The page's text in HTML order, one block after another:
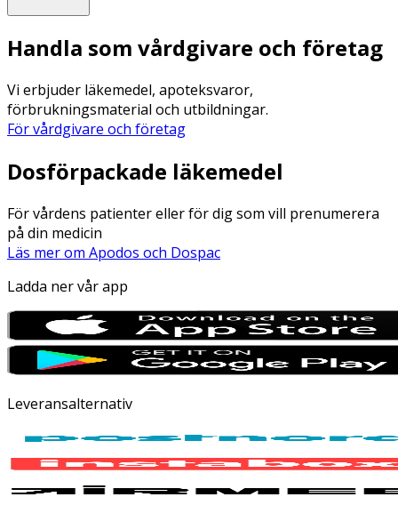
Handla som vårdgivare och företag
Vi erbjuder läkemedel, apoteksvaror,
förbrukningsmaterial och utbildningar.
För vårdgivare och företag
Dosförpackade läkemedel
För vårdens patienter eller för dig som vill prenumerera
på din medicin
Läs mer om Apodos och Dospac
Ladda ner vår app
Leveransalternativ